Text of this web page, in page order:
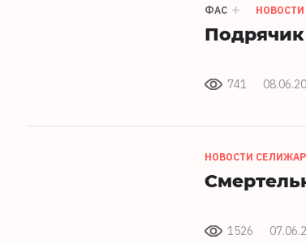
ФАС
741
НОВОСТИ
1526